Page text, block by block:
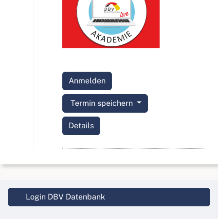
Anmelden
Termin speichern
Details
Login DBV Datenbank